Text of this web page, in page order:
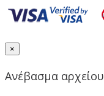
×
Ανέβασμα αρχείου